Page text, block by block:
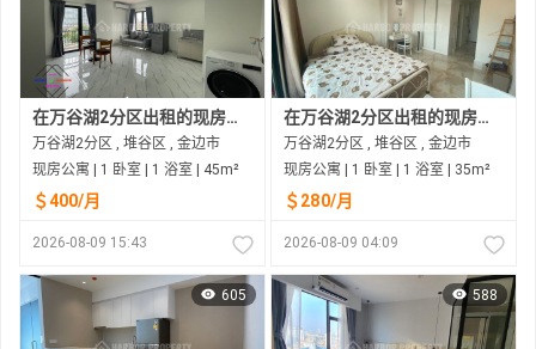
在万谷湖2分区出租的现房公寓
万谷湖2分区 , 堆谷区 , 金边市
现房公寓 | 1 卧室 | 1 浴室 | 45m²
＄400/月
2026-08-09 15:43
在万谷湖2分区出租的现房公寓
万谷湖2分区 , 堆谷区 , 金边市
现房公寓 | 1 卧室 | 1 浴室 | 35m²
＄280/月
2026-08-09 04:09
605 588